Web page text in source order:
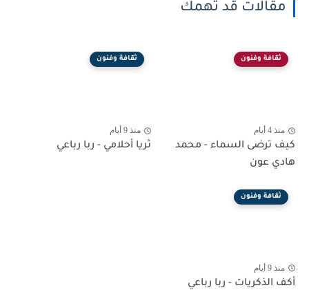
مقالات قد تهمك
ثقافة وفنون
منذ 4 أيام
كيف ترضى السماء - محمد
هادي عون
ثقافة وفنون
منذ 9 أيام
ثريا أحلامي - ربا رباعي
ثقافة وفنون
منذ 9 أيام
أكف الذكريات - ربا رباعي